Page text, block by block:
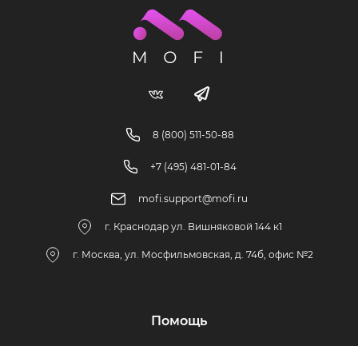
8 (800) 511-50-88
+7 (495) 481-01-84
mofi.support@mofi.ru
г. Краснодар ул. Вишняковой 144 к1
г. Москва, ул. Мосфильмовская, д. 74б, офис №2
Помощь